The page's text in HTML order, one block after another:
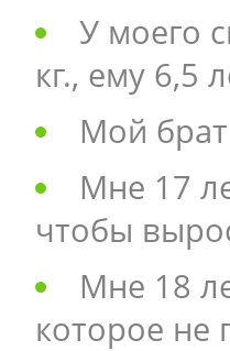
У моего
кг., ему 6,5
Мой
Мне 17
чтобы
Мне 18
которое не